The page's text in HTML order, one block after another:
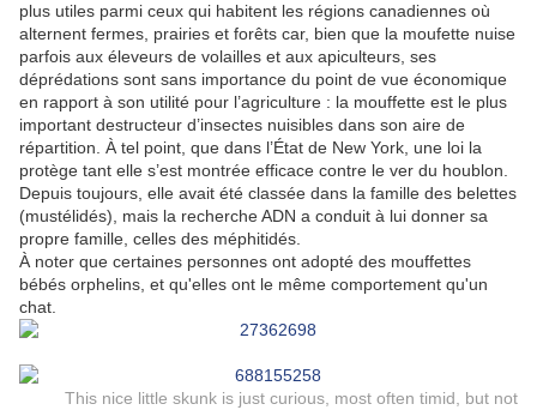
plus utiles parmi ceux qui habitent les régions canadiennes où
alternent fermes, prairies et forêts car, bien que la moufette nuise
parfois aux éleveurs de volailles et aux apiculteurs, ses
déprédations sont sans importance du point de vue économique
en rapport à son utilité pour l’agriculture : la mouffette est le plus
important destructeur d’insectes nuisibles dans son aire de
répartition. À tel point, que dans l’État de New York, une loi la
protège tant elle s’est montrée efficace contre le ver du houblon.
Depuis toujours, elle avait été classée dans la famille des belettes
(mustélidés), mais la recherche ADN a conduit à lui donner sa
propre famille, celles des méphitidés.
À noter que certaines personnes ont adopté des mouffettes
bébés orphelins, et qu'elles ont le même comportement qu'un
chat.
This nice little skunk is just curious, most often timid, but not